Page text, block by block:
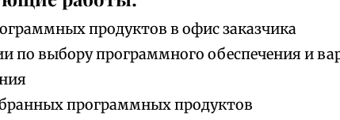
продуктов в офис заказчика
по выбору программного обеспечения и
программных продуктов